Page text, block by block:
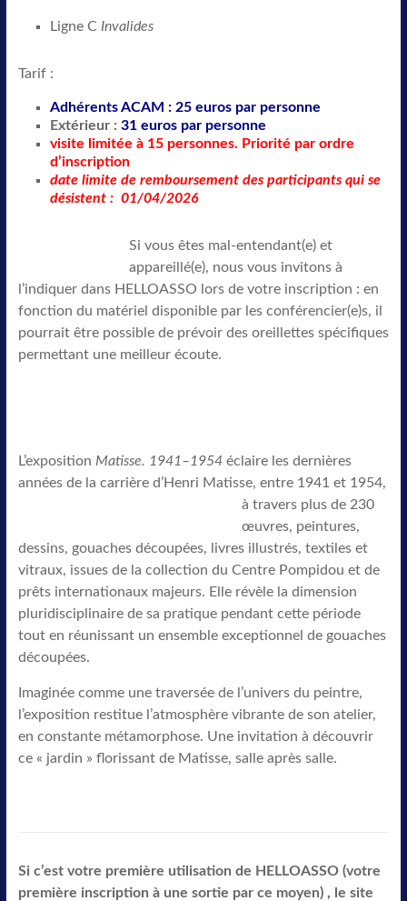
Ligne C Invalides
Tarif :
Adhérents ACAM : 25 euros par personne
Extérieur : 31 euros par personne
visite limitée à 15 personnes. Priorité par ordre
d’inscription
date limite de remboursement des participants qui se
désistent : 01/04/2026
Si vous êtes mal-entendant(e) et
appareillé(e), nous vous invitons à
l’indiquer dans HELLOASSO lors de votre inscription : en
fonction du matériel disponible par les conférencier(e)s, il
pourrait être possible de prévoir des oreillettes spécifiques
permettant une meilleur écoute.
L’exposition Matisse. 1941–1954éclaire les dernières
années de la carrière d’Henri Matisse, entre 1941 et 1954,
à travers plus de 230
œuvres, peintures,
dessins, gouaches découpées, livres illustrés, textiles et
vitraux, issues de la collection du Centre Pompidou et de
prêts internationaux majeurs. Elle révèle la dimension
pluridisciplinaire de sa pratique pendant cette période
tout en réunissant un ensemble exceptionnel de gouaches
découpées.
Imaginée comme une traversée de l’univers du peintre,
l’exposition restitue l’atmosphère vibrante de son atelier,
en constante métamorphose. Une invitation à découvrir
ce « jardin » florissant de Matisse, salle après salle.
Si c’est votre première utilisation de HELLOASSO (votre
première inscription à une sortie par ce moyen) , le site